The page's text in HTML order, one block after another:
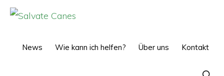
Zur
Zum
News Wie kann ich helfen? Über uns Kontakt